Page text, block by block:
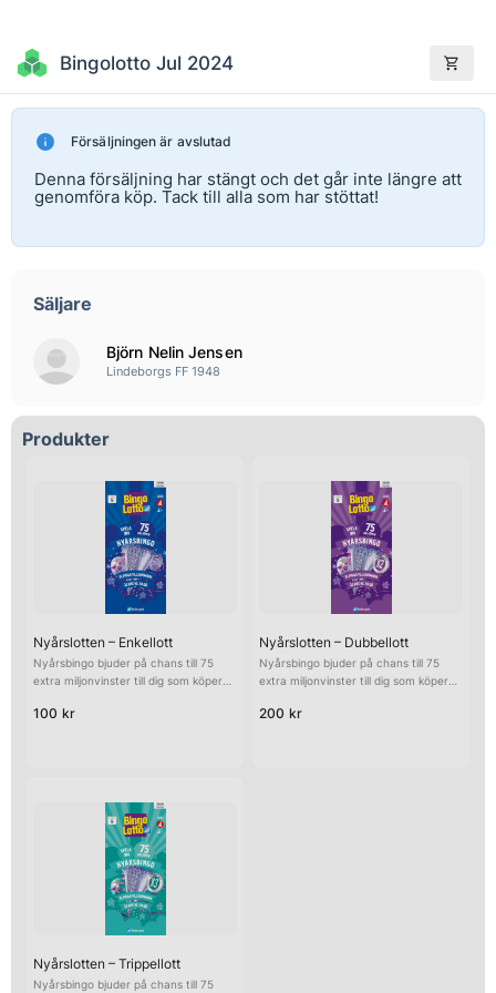
Bingolotto Jul 2024
Försäljningen är avslutad
Denna försäljning har stängt och det går inte längre att
genomföra köp. Tack till alla som har stöttat!
Säljare
Björn Nelin Jensen
Lindeborgs FF 1948
Produkter
Nyårslotten – Enkellott
Nyårsbingo bjuder på chans till 75
extra miljonvinster till dig som köper
100 kr
Nyårslotten – Dubbellott
Nyårsbingo bjuder på chans till 75
extra miljonvinster till dig som köper
och dubblar allt du vinner!
200 kr
Nyårslotten – Trippellott
Nyårsbingo bjuder på chans till 75